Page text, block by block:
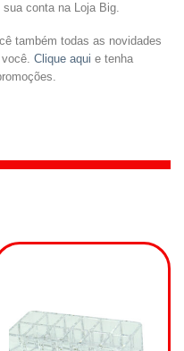
conta na Loja Big.
também todas as novidades
Clique aqui e tenha